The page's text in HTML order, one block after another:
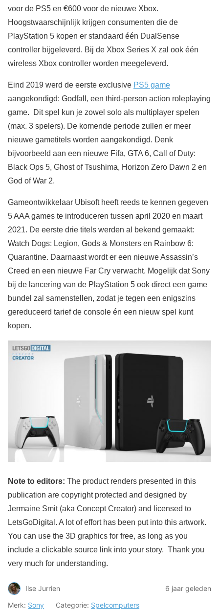
voor de PS5 en €600 voor de nieuwe Xbox.
Hoogstwaarschijnlijk krijgen consumenten die de
PlayStation 5 kopen er standaard één DualSense
controller bijgeleverd. Bij de Xbox Series X zal ook één
wireless Xbox controller worden meegeleverd.
Eind 2019 werd de eerste exclusive PS5 game
aangekondigd: Godfall, een third-person action roleplaying
game. Dit spel kun je zowel solo als multiplayer spelen
(max. 3 spelers). De komende periode zullen er meer
nieuwe gametitels worden aangekondigd. Denk
bijvoorbeeld aan een nieuwe Fifa, GTA 6, Call of Duty:
Black Ops 5, Ghost of Tsushima, Horizon Zero Dawn 2 en
God of War 2.
Gameontwikkelaar Ubisoft heeft reeds te kennen gegeven
5 AAA games te introduceren tussen april 2020 en maart
2021. De eerste drie titels werden al bekend gemaakt:
Watch Dogs: Legion, Gods & Monsters en Rainbow 6:
Quarantine. Daarnaast wordt er een nieuwe Assassin’s
Creed en een nieuwe Far Cry verwacht. Mogelijk dat Sony
bij de lancering van de PlayStation 5 ook direct een game
bundel zal samenstellen, zodat je tegen een enigszins
gereduceerd tarief de console én een nieuw spel kunt
kopen.
Note to editors: The product renders presented in this
publication are copyright protected and designed by
Jermaine Smit (aka Concept Creator) and licensed to
LetsGoDigital. A lot of effort has been put into this artwork.
You can use the 3D graphics for free, as long as you
include a clickable source link into your story. Thank you
very much for understanding.
Ilse Jurrien
6 jaar geleden
Merk: Sony Categorie: Spelcomputers